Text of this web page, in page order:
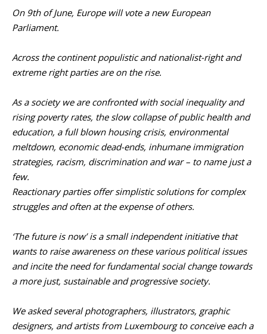
On 9th of June, Europe will vote a new European
Parliament.
Across the continent populistic and nationalist-right and
extreme right parties are on the rise.
As a society we are confronted with social inequality and
rising poverty rates, the slow collapse of public health and
education, a full blown housing crisis, environmental
meltdown, economic dead-ends, inhumane immigration
strategies, racism, discrimination and war – to name just a
few.
Reactionary parties offer simplistic solutions for complex
struggles and often at the expense of others.
‘The future is now’ is a small independent initiative that
wants to raise awareness on these various political issues
and incite the need for fundamental social change towards
a more just, sustainable and progressive society.
We asked several photographers, illustrators, graphic
designers, and artists from Luxembourg to conceive each a